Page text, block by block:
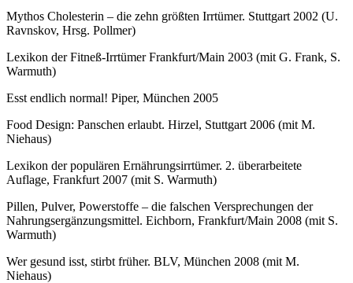
Mythos Cholesterin – die zehn größten Irrtümer. Stuttgart 2002 (U.
Ravnskov, Hrsg. Pollmer)
Lexikon der Fitneß-Irrtümer Frankfurt/Main 2003 (mit G. Frank, S.
Warmuth)
Esst endlich normal! Piper, München 2005
Food Design: Panschen erlaubt. Hirzel, Stuttgart 2006 (mit M.
Niehaus)
Lexikon der populären Ernährungsirrtümer. 2. überarbeitete
Auflage, Frankfurt 2007 (mit S. Warmuth)
Pillen, Pulver, Powerstoffe – die falschen Versprechungen der
Nahrungsergänzungsmittel. Eichborn, Frankfurt/Main 2008 (mit S.
Warmuth)
Wer gesund isst, stirbt früher. BLV, München 2008 (mit M.
Niehaus)